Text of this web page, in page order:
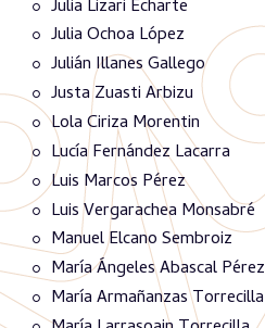
Julia Lizari Echarte
Julia Ochoa López
Julián Illanes Gallego
Justa Zuasti Arbizu
Lola Ciriza Morentin
Lucía Fernández Lacarra
Luis Marcos Pérez
Luis Vergarachea Monsabré
Manuel Elcano Sembroiz
María Ángeles Abascal Pérez
María Armañanzas Torrecilla